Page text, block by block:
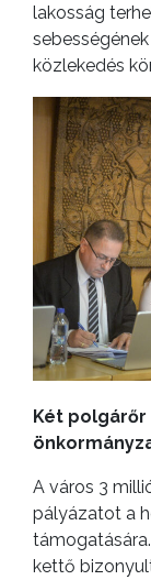
lakosság
közlekedés
Két
A város 3
pályázatot a
kettő